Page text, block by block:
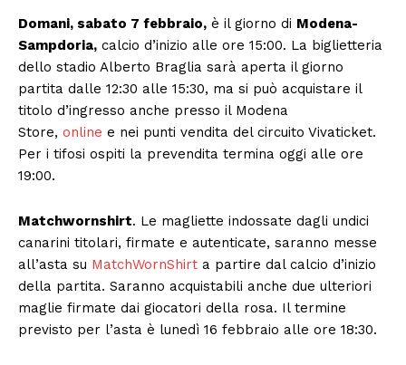
Domani, sabato 7 febbraio, è il giorno di Modena-
Sampdoria, calcio d’inizio alle ore 15:00. La biglietteria
dello stadio Alberto Braglia sarà aperta il giorno
partita dalle 12:30 alle 15:30, ma si può acquistare il
titolo d’ingresso anche presso il Modena
Store, online e nei punti vendita del circuito Vivaticket.
Per i tifosi ospiti la prevendita termina oggi alle ore
19:00.
Matchwornshirt. Le magliette indossate dagli undici
canarini titolari, firmate e autenticate, saranno messe
all’asta su MatchWornShirt a partire dal calcio d’inizio
della partita. Saranno acquistabili anche due ulteriori
maglie firmate dai giocatori della rosa. Il termine
previsto per l’asta è lunedì 16 febbraio alle ore 18:30.